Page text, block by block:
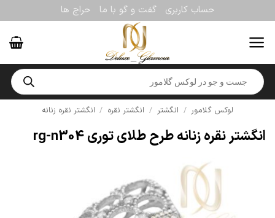
to
content
حساب کاربری گفت و گو با ما حراج ها
Products
search
لوکس گلامور / انگشتر / انگشتر نقره / انگشتر نقره زنانه
انگشتر نقره زنانه طرح طلای توری rg-n304